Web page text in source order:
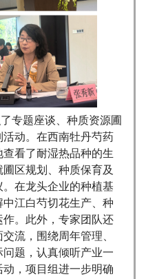
题座谈、种质资源圃
动。在西南牡丹芍药
看了耐湿热品种的生
区规划、种质保育及
在龙头企业的种植基
江白芍切花生产、种
。此外，专家团队还
流，围绕周年管理、
题，认真倾听产业一
，项目组进一步明确